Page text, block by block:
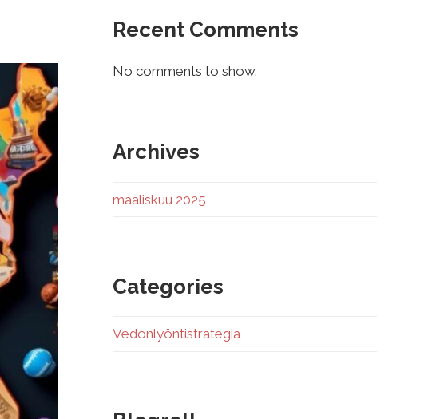
Recent Comments
No comments to show.
Archives
maaliskuu 2025
Categories
Vedonlyöntistrategia